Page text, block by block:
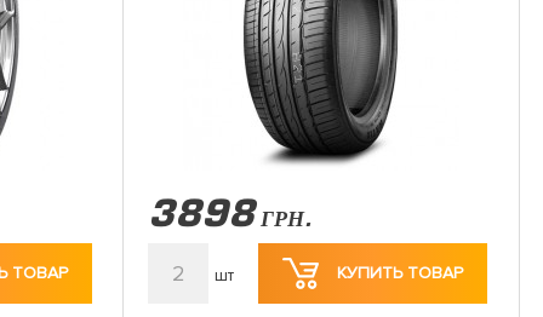
ТОВАР
3898 ГРН.
2 шт КУПИТЬ ТОВАР